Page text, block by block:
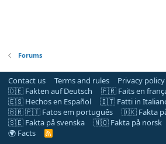
Forums
Contact us Terms and rules Privacy policy
🇩🇪 Fakten auf Deutsch
🇫🇷 Faits en
🇪🇸 Hechos en Español
🇮🇹 Fatti in
🇧🇷 🇵🇹 Fatos em português
🇩🇰 Fakta
🇸🇪 Fakta på svenska
🇳🇴 Fakta på norsk
🌍 Facts
R